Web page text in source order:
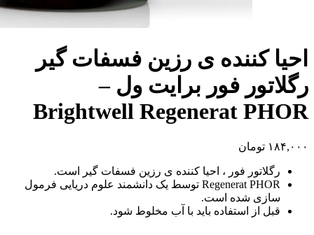
احیا کننده ی رزین فسفات گیر
رگلاتور فور برایت ول –
Brightwell Regenerat PHOR
۱۸۴,۰۰۰ تومان
رگلاتور فور ، احیا کننده ی رزین فسفات گیر است.
Regenerat PHOR توسط یک دانشمند علوم دریایی فرمول
سازی شده است.
قبل از استفاده باید با آب مخلوط شود.